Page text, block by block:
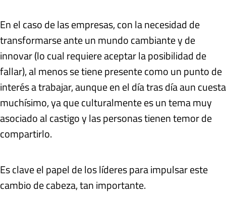
En el caso de las empresas, con la necesidad de
transformarse ante un mundo cambiante y de
innovar (lo cual requiere aceptar la posibilidad de
fallar), al menos se tiene presente como un punto de
interés a trabajar, aunque en el día tras día aun cuesta
muchísimo, ya que culturalmente es un tema muy
asociado al castigo y las personas tienen temor de
compartirlo.
Es clave el papel de los líderes para impulsar este
cambio de cabeza, tan importante.